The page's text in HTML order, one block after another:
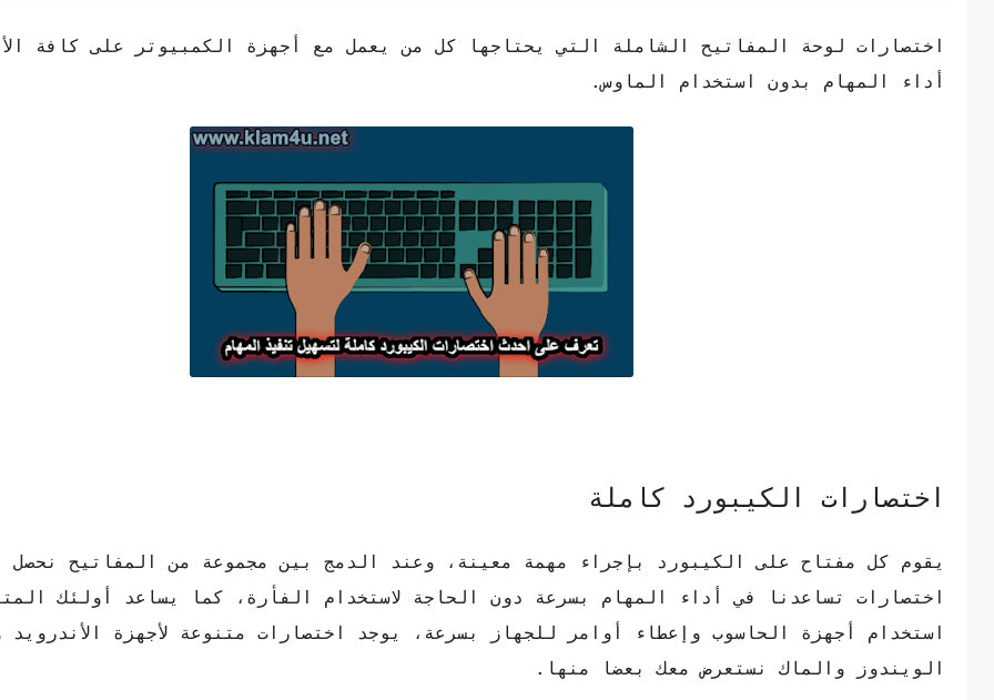
اختصارات لوحة المفاتيح الشاملة التي يحتاجها كل من يعمل مع أجهزة الكمبيوتر على كافة
أداء المهام بدون استخدام الماوس.
اختصارات الكيبورد كاملة
يقوم كل مفتاح على الكيبورد بإجراء مهمة معينة، وعند الدمج بين مجموعة من المفاتيح نحصل
اختصارات تساعدنا في أداء المهام بسرعة دون الحاجة لاستخدام الفأرة، كما يساعد أولئك
استخدام أجهزة الحاسوب وإعطاء أوامر للجهاز بسرعة، يوجد اختصارات متنوعة لأجهزة الأندرويد
الويندوز والماك نستعرض معك بعضا منها.